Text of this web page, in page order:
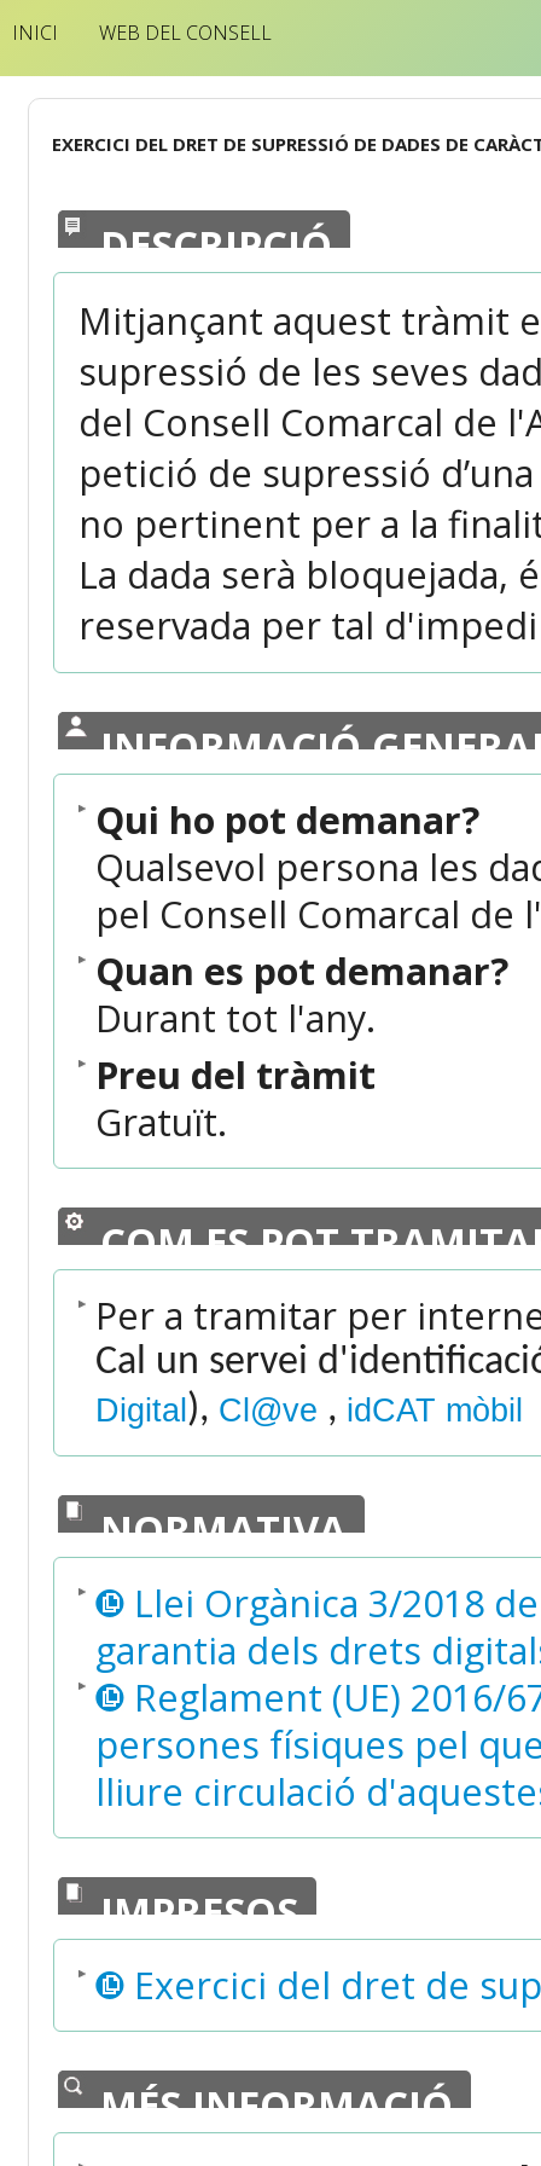
INICI WEB DEL CONSELL
EXERCICI DEL DRET DE SUPRESSIÓ DE DADES DE
DESCRIPCIÓ
Mitjançant aquest tràmit
supressió de les seves
del Consell Comarcal de
petició de supressió
no pertinent per a la
La dada serà bloquejada,
reservada per tal
INFORMACIÓ
Qui ho pot demanar?
Qualsevol persona les
pel Consell Comarcal de
Quan es pot demanar?
Durant tot l'any.
Preu del tràmit
Gratuït.
COM ES POT
Per a tramitar per
Cal un servei
Digital), Cl@ve , idCAT mòbil
NORMATIVA
Llei Orgànica 3/2018
garantia dels drets
Reglament (UE) 2016/
persones físiques pel
lliure circulació
IMPRESOS
Exercici del dret de
MÉS INFORMACIÓ